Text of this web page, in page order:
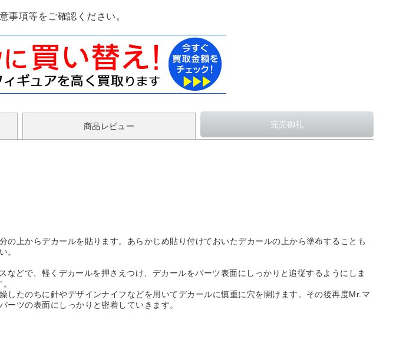
事項等をご確認ください。
商品レビュー
上からデカールを貼ります。あらかじめ貼り付けておいたデカールの上から塗布することも
。
どで、軽くデカールを押さえつけ、デカールをパーツ表面にしっかりと追従するようにしま
たのちに針やデザインナイフなどを用いてデカールに慎重に穴を開けます。その後再度Mr.マ
ツの表面にしっかりと密着していきます。